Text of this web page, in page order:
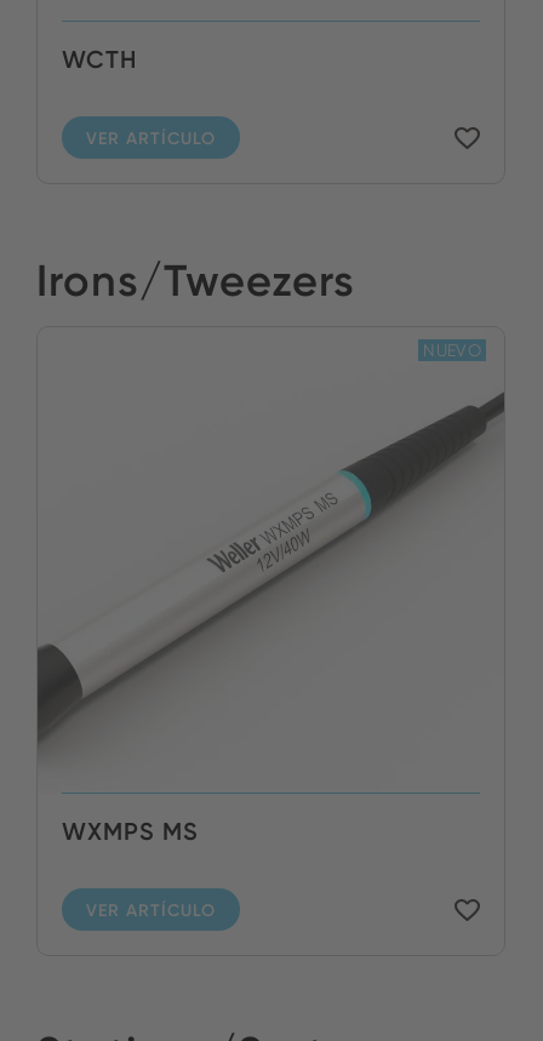
WCTH
VER ARTÍCULO
Irons/Tweezers
WXMPS MS
VER ARTÍCULO
NUEVO